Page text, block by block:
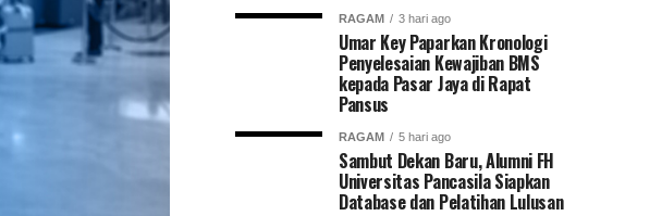
RAGAM 3 hari ago
Umar Key Paparkan Kronologi
Penyelesaian Kewajiban BMS
kepada Pasar Jaya di Rapat
Pansus
RAGAM 5 hari ago
Sambut Dekan Baru, Alumni FH
Universitas Pancasila Siapkan
Database dan Pelatihan Lulusan